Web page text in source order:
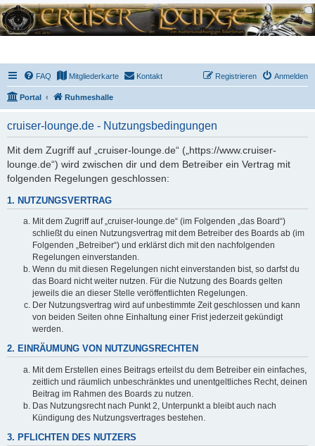
FAQ Mitgliederkarte Kontakt Anmelden
Registrieren
Portal Ruhmeshalle
cruiser-lounge.de - Nutzungsbedingungen
Mit dem Zugriff auf „cruiser-lounge.de“ („https://www.cruiser-
lounge.de“) wird zwischen dir und dem Betreiber ein Vertrag mit
folgenden Regelungen geschlossen:
1. NUTZUNGSVERTRAG
Mit dem Zugriff auf „cruiser-lounge.de“ (im Folgenden „das Board“)
schließt du einen Nutzungsvertrag mit dem Betreiber des Boards ab (im
Folgenden „Betreiber“) und erklärst dich mit den nachfolgenden
Regelungen einverstanden.
Wenn du mit diesen Regelungen nicht einverstanden bist, so darfst du
das Board nicht weiter nutzen. Für die Nutzung des Boards gelten
jeweils die an dieser Stelle veröffentlichten Regelungen.
Der Nutzungsvertrag wird auf unbestimmte Zeit geschlossen und kann
von beiden Seiten ohne Einhaltung einer Frist jederzeit gekündigt
werden.
2. EINRÄUMUNG VON NUTZUNGSRECHTEN
Mit dem Erstellen eines Beitrags erteilst du dem Betreiber ein einfaches,
zeitlich und räumlich unbeschränktes und unentgeltliches Recht, deinen
Beitrag im Rahmen des Boards zu nutzen.
Das Nutzungsrecht nach Punkt 2, Unterpunkt a bleibt auch nach
Kündigung des Nutzungsvertrages bestehen.
3. PFLICHTEN DES NUTZERS